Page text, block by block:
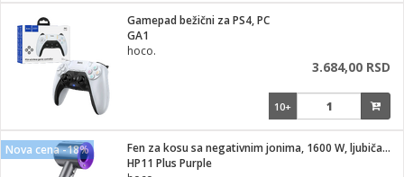
Gamepad bežični za PS4, PC
GA1
hoco.
3.684,00 RSD
10+
Nova cena -18%
Fen za kosu sa negativnim jonima, 1600 W, ljubičasti
HP11 Plus Purple